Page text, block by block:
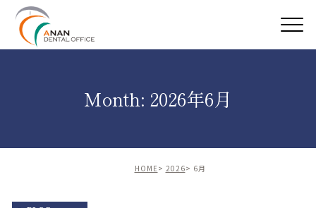
Month: 2026年6月
HOME 2026 6月